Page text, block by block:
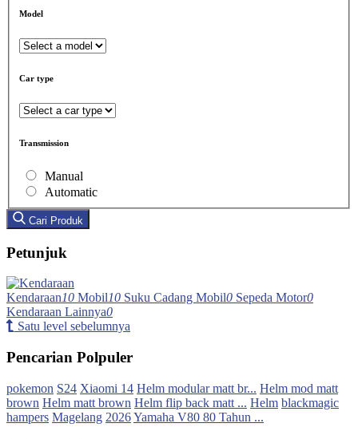
Model
Car type
Transmission
Manual
Automatic
Cari Produk
Petunjuk
Kendaraan10 Mobil10 Suku Cadang Mobil0 Sepeda Motor0
Kendaraan Lainnya0
Satu level sebelumnya
Pencarian Polpuler
pokemon S24 Xiaomi 14 Helm modular matt br... Helm mod matt
brown Helm matt brown Helm flip back matt ... Helm blackmagic
hampers Magelang 2026Yamaha V80 80 Tahun ...